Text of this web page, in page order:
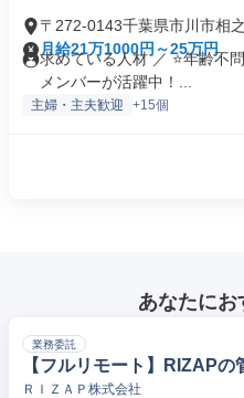
〒272-0143千葉県市川市相之
月給21万1000円～25万円
求めている人材 ／ ⭐️年齢不
メンバーが活躍中！...
主婦・主夫歓迎 +15個
あなたにお
業務委託
【フルリモート】RIZAP
ＲＩＺＡＰ株式会社